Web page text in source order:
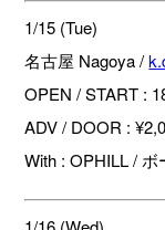
1/15 (Tue)
名古屋 Nagoya /
OPEN / START :
ADV / DOOR :
With : OPHILL /